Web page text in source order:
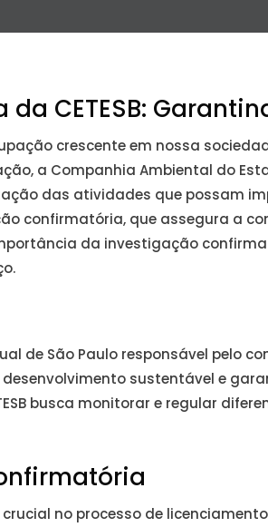
CETESB:
crescente em nossa
a Companhia Ambiental do
das atividades que possam
confirmatória, que assegura a
da investigação
de São Paulo responsável pelo
desenvolvimento sustentável e
busca monitorar e regular
no processo de